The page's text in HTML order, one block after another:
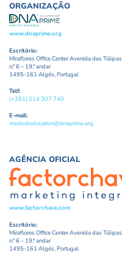
ORGANIZAÇÃO
www.dnaprime.org
Escritório:
Miraflores Office Center Avenida das Túlipas
n.º 6 – 19.º andar
1495-161 Algés, Portugal
Telf:
(+351) 214 307 740
E-mail:
medicaleducation@dnaprime.org
AGÊNCIA OFICIAL
www.factorchave.com
Escritório:
Miraflores Office Center Avenida das Túlipas
n.º 6 – 19.º andar
1495-161 Algés, Portugal